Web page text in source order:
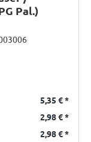
Pal.)
5,35 €*
2,98 €*
2,98 €*